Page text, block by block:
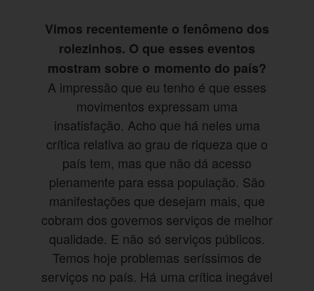
Vimos recentemente o fenômeno dos
rolezinhos. O que esses eventos
mostram sobre o momento do país?
A impressão que eu tenho é que esses
movimentos expressam uma
insatisfação. Acho que há neles uma
crítica relativa ao grau de riqueza que o
país tem, mas que não dá acesso
plenamente para essa população. São
manifestações que desejam mais, que
cobram dos governos serviços de melhor
qualidade. E não só serviços públicos.
Temos hoje problemas seríssimos de
serviços no país. Há uma crítica inegável